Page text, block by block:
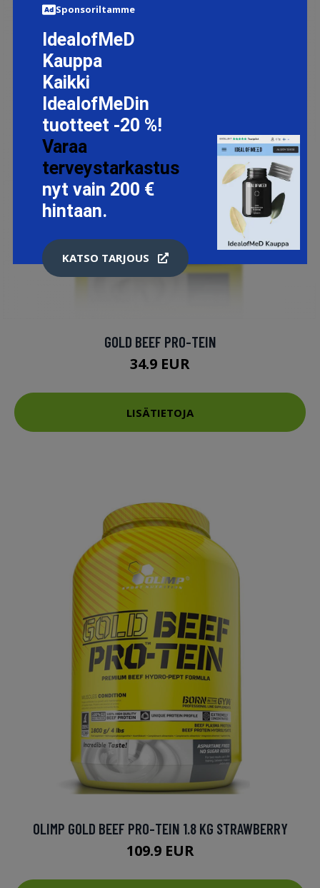
GOLD BEEF PRO-TEIN
34.9 EUR
LISÄTIETOJA
OLIMP GOLD BEEF PRO-TEIN 1.8 KG STRAWBERRY
109.9 EUR
Sponsoriltamme
IdealofMeD
Kauppa
Kaikki
IdealofMeDin
tuotteet -20 %!
Varaa
terveystarkastus
nyt vain 200 €
hintaan.
KATSO TARJOUS